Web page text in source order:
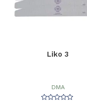
Liko 3
DMA